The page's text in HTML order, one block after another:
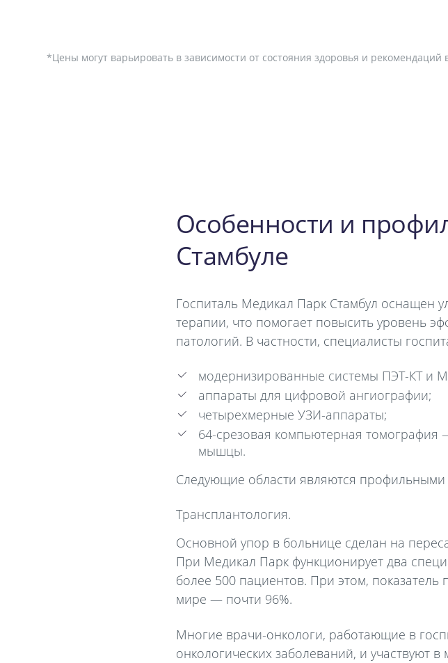
*Цены могут варьировать в зависимости от состояния здоровья и рекомендаций
Особенности и
Стамбуле
Госпиталь Медикал Парк Стамбул оснащен
терапии, что помогает повысить уровень
патологий. В частности, специалисты
модернизированные системы ПЭТ-КТ и
аппараты для цифровой ангиографии;
четырехмерные УЗИ-аппараты;
64-срезовая компьютерная томография
мышцы.
Следующие области являются
Трансплантология.
Основной упор в больнице сделан на
При Медикал Парк функционирует два
более 500 пациентов. При этом,
мире — почти 96%.
Многие врачи-онкологи, работающие в
онкологических заболеваний, и